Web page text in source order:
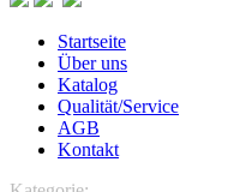
Startseite
Über uns
Katalog
Qualität/Service
AGB
Kontakt